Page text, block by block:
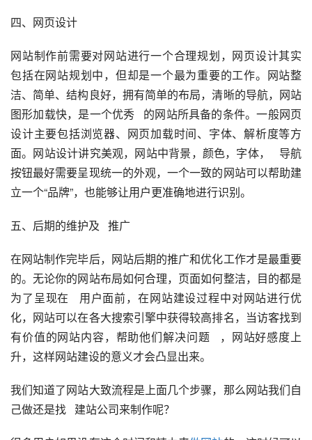
四、网页设计
网站制作前需要对网站进行一个合理规划，网页设计其实
包括在网站规划中，但却是一个最为重要的工作。网站整
洁、简单、结构良好，拥有简单的布局，清晰的导航，网站
图形加载快，是一个优秀   的网站所具备的条件。一般网页
设计主要包括浏览器、网页加载时间、字体、解析度等方
面。网站设计讲究美观，网站中背景，颜色，字体，   导航
按钮最好需要呈现统一的外观，一个一致的网站可以帮助建
立一个“品牌”，也能够让用户更准确地进行识别。
五、后期的维护及   推广
在网站制作完毕后，网站后期的推广和优化工作才是最重要
的。无论你的网站布局如何合理，页面如何整洁，目的都是
为了呈现在   用户面前，在网站建设过程中对网站进行优
化，网站可以在各大搜索引擎中获得较高排名，当访客找到
有价值的网站内容，帮助他们解决问题   ，网站好感度上
升，这样网站建设的意义才会凸显出来。
我们知道了网站大致流程是上面几个步骤，那么网站我们自
己做还是找   建站公司来制作呢？